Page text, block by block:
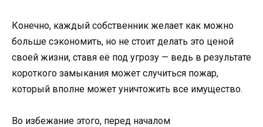
Конечно, каждый собственник желает как можно
больше сэкономить, но не стоит делать это ценой
своей жизни, ставя её под угрозу — ведь в результате
короткого замыкания может случиться пожар,
который вполне может уничтожить все имущество.
Во избежание этого, перед началом